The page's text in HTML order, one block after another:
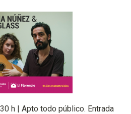
h | Apto todo público. Entrada